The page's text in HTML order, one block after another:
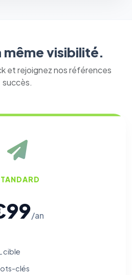
même visibilité.
et rejoignez nos références
succès.
/an
cible
clés